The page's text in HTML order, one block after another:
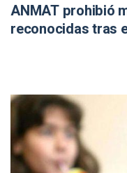
ANMAT prohibió
reconocidas tras